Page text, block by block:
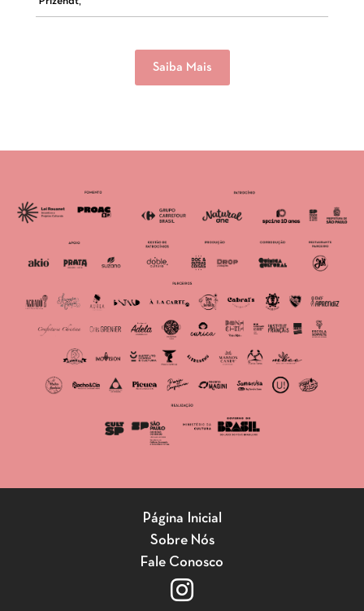
Saiba Mais
Página Inicial
Sobre Nós
Fale Conosco